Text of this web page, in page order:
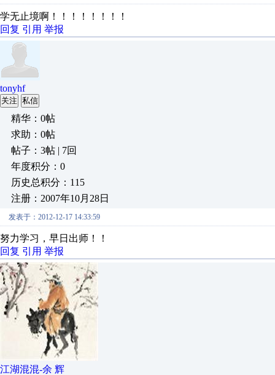
学无止境啊！！！！！！！！
回复 引用 举报
tonyhf
关注 私信
精华：0帖
求助：0帖
帖子：3帖 | 7回
年度积分：0
历史总积分：115
注册：2007年10月28日
发表于：2012-12-17 14:33:59
努力学习，早日出师！！
回复 引用 举报
江湖混混-余 辉